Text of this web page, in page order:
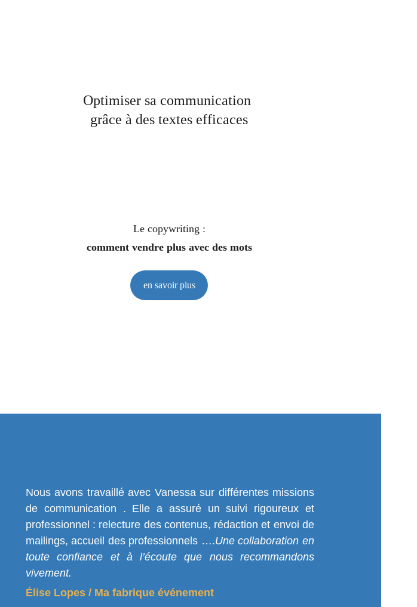
en savoir plus
Le copywriting :
comment vendre plus avec des mots
Optimiser sa communication
grâce à des textes efficaces
Nous avons travaillé avec Vanessa sur différentes missions
de communication . Elle a assuré un suivi rigoureux et
professionnel : relecture des contenus, rédaction et envoi de
mailings, accueil des professionnels ….Une collaboration en
toute confiance et à l’écoute que nous recommandons
vivement.
Élise Lopes / Ma fabrique événement